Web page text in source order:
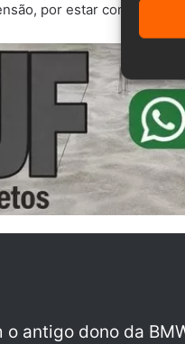
por estar com cinco
o antigo dono da